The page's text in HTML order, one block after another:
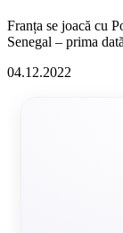
Franța se joacă cu
Senegal – prima
04.12.2022